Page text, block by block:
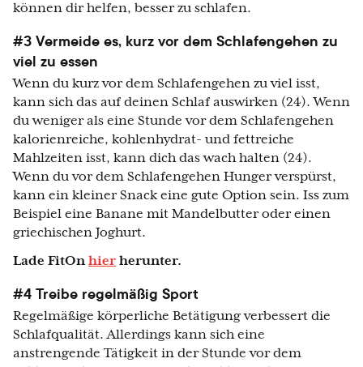
können dir helfen, besser zu schlafen.
#3 Vermeide es, kurz vor dem Schlafengehen zu
viel zu essen
Wenn du kurz vor dem Schlafengehen zu viel isst,
kann sich das auf deinen Schlaf auswirken (24). Wenn
du weniger als eine Stunde vor dem Schlafengehen
kalorienreiche, kohlenhydrat- und fettreiche
Mahlzeiten isst, kann dich das wach halten (24).
Wenn du vor dem Schlafengehen Hunger verspürst,
kann ein kleiner Snack eine gute Option sein. Iss zum
Beispiel eine Banane mit Mandelbutter oder einen
griechischen Joghurt.
Lade FitOn hier herunter.
#4 Treibe regelmäßig Sport
Regelmäßige körperliche Betätigung verbessert die
Schlafqualität. Allerdings kann sich eine
anstrengende Tätigkeit in der Stunde vor dem